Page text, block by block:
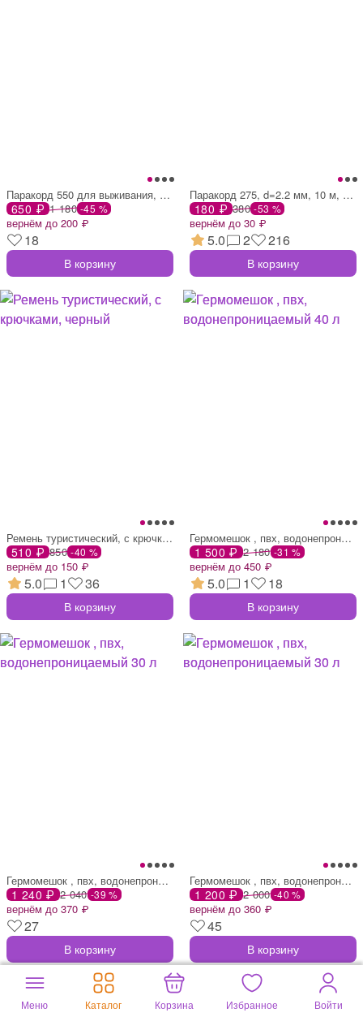
Паракорд 550 для выживания, с леской, с
650 ₽ 1 180 -45 %
вернём до 200 ₽
18
В корзину
Паракорд 275, d=2.2 мм, 10 м, нейлон, че
180 ₽ 380 -53 %
вернём до 30 ₽
5.0 2 216
В корзину
Ремень туристический, с крючками, черный
510 ₽ 850 -40 %
вернём до 150 ₽
5.0 1 36
В корзину
Гермомешок , пвх, водонепроницаемый 40 л
1 500 ₽ 2 180 -31 %
вернём до 450 ₽
5.0 1 18
В корзину
Гермомешок , пвх, водонепроницаемый 30 л
1 240 ₽ 2 040 -39 %
вернём до 370 ₽
27
В корзину
Гермомешок , пвх, водонепроницаемый 30 л
1 200 ₽ 2 000 -40 %
вернём до 360 ₽
45
В корзину
Меню Каталог Корзина Избранное Войти